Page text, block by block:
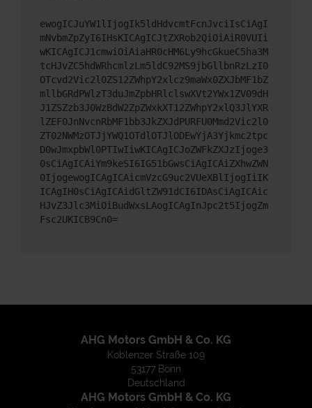
ewogICJuYW1lIjogIk5ldHdvcmtFcnJvciIsCiAgI
mNvbmZpZyI6IHsKICAgICJtZXRob2QiOiAiR0VUIi
wKICAgICJ1cmwiOiAiaHR0cHM6Ly9hcGkueC5ha3M
tcHJvZC5hdWRhcmlzLm5ldC92MS9jbGllbnRzLzI0
OTcvd2Vic2l0ZS12ZWhpY2xlcz9maWx0ZXJbMF1bZ
mllbGRdPWlzT3duJmZpbHRlclswXVt2YWx1ZV09dH
J1ZSZzb3J0WzBdW2ZpZWxkXT12ZWhpY2xlQ3JlYXR
lZEF0JnNvcnRbMF1bb3JkZXJdPURFU0Mmd2Vic2l0
ZT02NWMzOTJjYWQ1OTdlOTJlODEwYjA3Yjkmc2tpc
D0wJmxpbWl0PTIwIiwKICAgICJoZWFkZXJzIjoge3
0sCiAgICAiYm9keSI6IG51bGwsCiAgICAiZXhwZWN
0IjogewogICAgICAicmVzcG9uc2VUeXBlIjogIiIK
ICAgIH0sCiAgICAidGltZW91dCI6IDAsCiAgICAic
HJvZ3Jlc3MiOiBudWxsLAogICAgInJpc2t5IjogZm
Fsc2UKICB9Cn0=
AHG Motors GmbH & Co. KG
Koblenzer Straße 109
53177 Bonn
Deutschland
AHG Motors GmbH & Co. KG